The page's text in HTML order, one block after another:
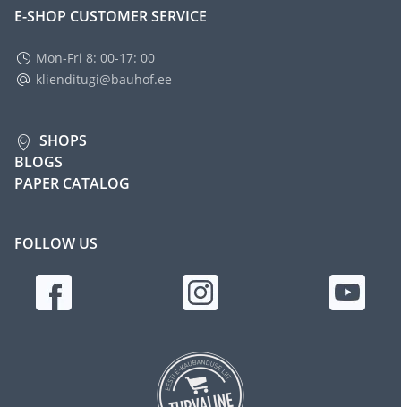
E-SHOP CUSTOMER SERVICE
Mon-Fri 8: 00-17: 00
klienditugi@bauhof.ee
SHOPS
BLOGS
PAPER CATALOG
FOLLOW US